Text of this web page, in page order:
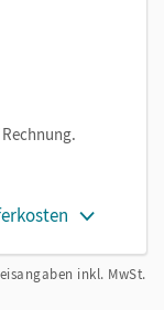
inkl. MwSt.